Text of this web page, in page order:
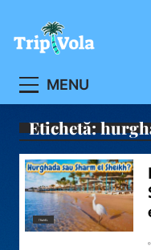
content
MENU
Etichetă:
TRAVEL